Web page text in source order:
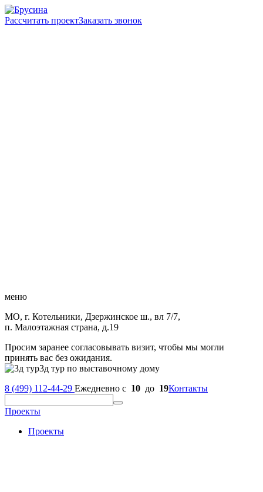
Рассчитать проектЗаказать звонок
меню
МО, г. Котельники, Дзержинское ш., вл 7/7,
п. Малоэтажная страна, д.19
Просим заранее согласовывать визит, чтобы мы могли
принять вас без ожидания.
3д тур по выставочному дому
8 (499) 112-44-29 Ежедневно с 10 до 19Контакты
Проекты
Проекты